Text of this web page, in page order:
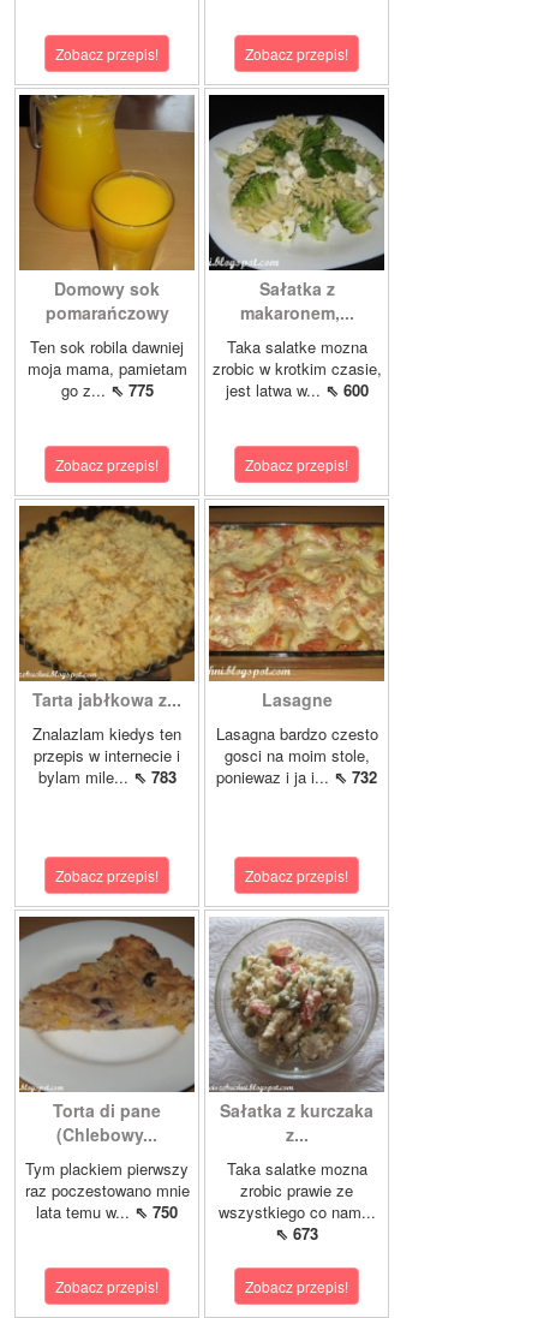
Zobacz przepis! Zobacz przepis!
Domowy sok
pomarańczowy
Ten sok robila dawniej
moja mama, pamietam
go z... ⇖ 775
Zobacz przepis!
Sałatka z
makaronem,...
Taka salatke mozna
zrobic w krotkim czasie,
jest latwa w... ⇖ 600
Zobacz przepis!
Tarta jabłkowa z...
Znalazlam kiedys ten
przepis w internecie i
bylam mile... ⇖ 783
Zobacz przepis!
Lasagne
Lasagna bardzo czesto
gosci na moim stole,
poniewaz i ja i... ⇖ 732
Zobacz przepis!
Torta di pane
(Chlebowy...
Tym plackiem pierwszy
raz poczestowano mnie
lata temu w... ⇖ 750
Zobacz przepis!
Sałatka z kurczaka
z...
Taka salatke mozna
zrobic prawie ze
wszystkiego co nam...
⇖ 673
Zobacz przepis!